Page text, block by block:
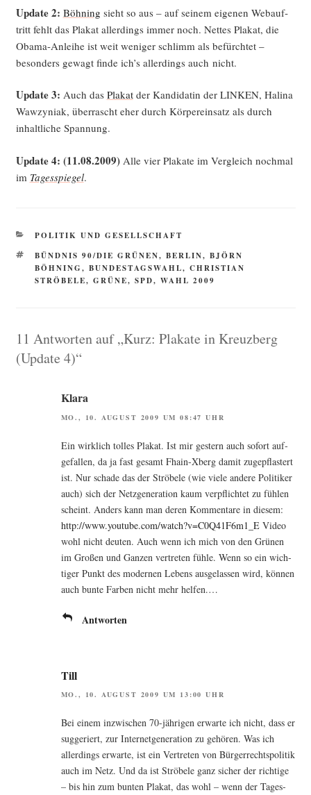
Update 2: Böh­ning sieht so aus – auf sei­nem eige­nen Web­auf­
tritt fehlt das Pla­kat aller­dings immer noch. Net­tes Pla­kat, die
Oba­ma-Anlei­he ist weit weni­ger schlimm als befürch­tet –
beson­ders gewagt fin­de ich’s aller­dings auch nicht.
Update 3: Auch das Pla­katder Kan­di­da­tin der LINKEN, Hali­na
Waw­zy­ni­ak, über­rascht eher durch Kör­per­ein­satz als durch
inhalt­li­che Spannung.
Update 4: (11.08.2009)Alle vier Pla­ka­te im Ver­gleich noch­mal
im Tages­spie­gel.
KATEGORIEN
POLITIK UND GESELLSCHAFT
SCHLAGWÖRTER
BÜNDNIS 90/DIE GRÜNEN, BERLIN, BJÖRN
BÖHNING, BUNDESTAGSWAHL, CHRISTIAN
STRÖBELE, GRÜNE, SPD, WAHL 2009
11 Antworten auf „Kurz: Plakate in Kreuzberg
(Update 4)“
Klara
MO., 10. AUGUST 2009 UM 08:47 UHR
Ein wirk­lich tol­les Pla­kat. Ist mir ges­tern auch sofort auf­
ge­fal­len, da ja fast gesamt Fhain-Xberg damit zuge­pflas­tert
ist. Nur scha­de das der Strö­be­le (wie vie­le ande­re Poli­ti­ker
auch) sich der Netz­ge­ne­ra­ti­on kaum ver­pflich­tet zu füh­len
scheint. Anders kann man deren Kom­men­ta­re in die­sem:
http://www.youtube.com/watch?v=C0Q41F6m1_EVideo
wohl nicht deu­ten. Auch wenn ich mich von den Grü­nen
im Gro­ßen und Gan­zen ver­tre­ten füh­le. Wenn so ein wich­
ti­ger Punkt des moder­nen Lebens aus­ge­las­sen wird, kön­nen
auch bun­te Far­ben nicht mehr helfen.…
Antworten
Till
MO., 10. AUGUST 2009 UM 13:00 UHR
Bei einem inzwi­schen 70-jäh­ri­gen erwar­te ich nicht, dass er
sug­ge­riert, zur Inter­net­ge­ne­ra­ti­on zu gehö­ren. Was ich
aller­dings erwar­te, ist ein Ver­tre­ten von Bür­ger­rechts­po­li­tik
auch im Netz. Und da ist Strö­be­le ganz sicher der rich­ti­ge
– bis hin zum bun­ten Pla­kat, das wohl – wenn der Tages­